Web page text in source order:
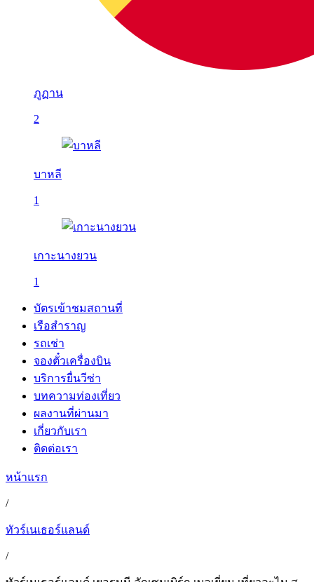
ภูฏาน
2
บาหลี
1
เกาะนางยวน
1
บัตรเข้าชมสถานที่
เรือสำราญ
รถเช่า
จองตั๋วเครื่องบิน
บริการยื่นวีซ่า
บทความท่องเที่ยว
ผลงานที่ผ่านมา
เกี่ยวกับเรา
ติดต่อเรา
หน้าแรก
/
ทัวร์เนเธอร์แลนด์
/